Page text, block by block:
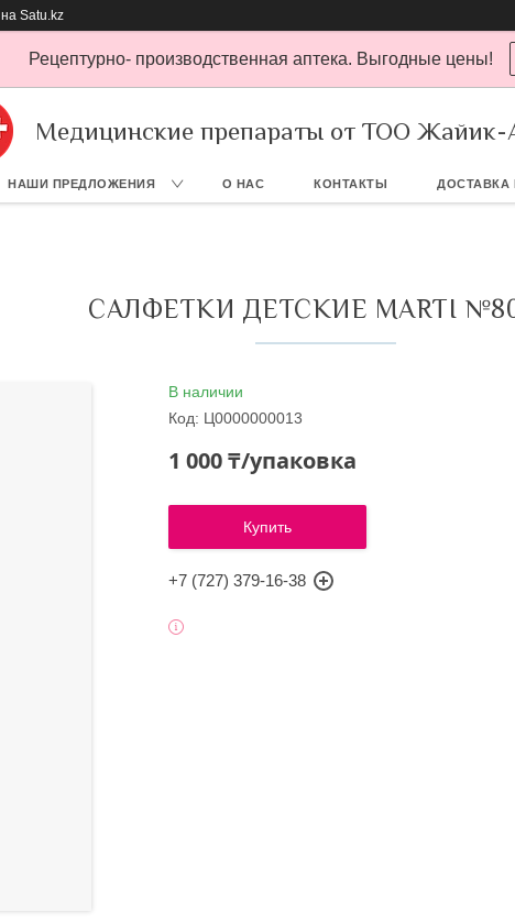
на Satu.kz
Рецептурно- производственная аптека. Выгодные цены!
Медицинские препараты от ТОО Жайик-
НАШИ ПРЕДЛОЖЕНИЯ О НАС КОНТАКТЫ ДОСТАВКА
САЛФЕТКИ ДЕТСКИЕ MARTI
В наличии
Код: Ц0000000013
1 000 ₸/упаковка
Купить
+7 (727) 379-16-38